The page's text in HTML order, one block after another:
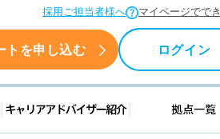
採用ご担当者様へ マイページでで
トを申し込む ログイン
転職支援情報 キャリアアドバイ